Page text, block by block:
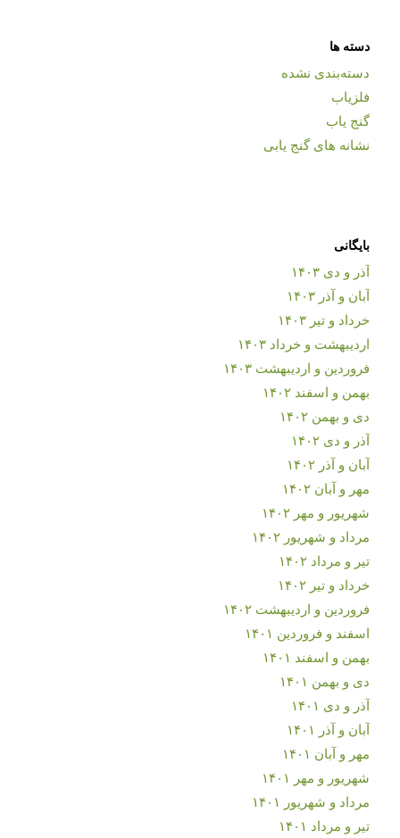
دسته ها
دسته‌بندی نشده
فلزیاب
گنج یاب
نشانه های گنج یابی
بایگانی
آذر و دی ۱۴۰۳
آبان و آذر ۱۴۰۳
خرداد و تیر ۱۴۰۳
اردیبهشت و خرداد ۱۴۰۳
فروردین و اردیبهشت ۱۴۰۳
بهمن و اسفند ۱۴۰۲
دی و بهمن ۱۴۰۲
آذر و دی ۱۴۰۲
آبان و آذر ۱۴۰۲
مهر و آبان ۱۴۰۲
شهریور و مهر ۱۴۰۲
مرداد و شهریور ۱۴۰۲
تیر و مرداد ۱۴۰۲
خرداد و تیر ۱۴۰۲
فروردین و اردیبهشت ۱۴۰۲
اسفند و فروردین ۱۴۰۱
بهمن و اسفند ۱۴۰۱
دی و بهمن ۱۴۰۱
آذر و دی ۱۴۰۱
آبان و آذر ۱۴۰۱
مهر و آبان ۱۴۰۱
شهریور و مهر ۱۴۰۱
مرداد و شهریور ۱۴۰۱
تیر و مرداد ۱۴۰۱